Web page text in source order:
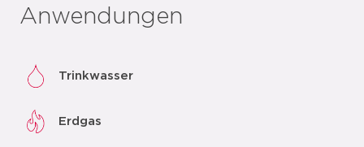
Anwendungen
Trinkwasser
Erdgas